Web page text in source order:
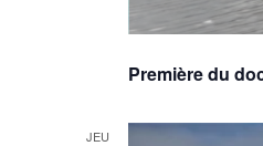
Première du
JEU